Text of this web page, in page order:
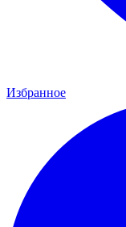
Избранное